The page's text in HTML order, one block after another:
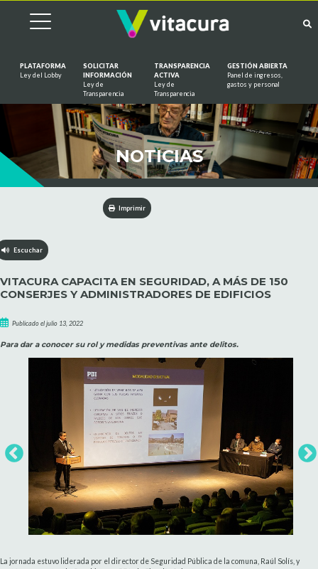
PLATAFORMA
Ley del Lobby
SOLICITAR
INFORMACIÓN
Ley de
Transparencia
TRANSPARENCIA
ACTIVA
Ley de
Transparencia
GESTIÓN ABIERTA
Panel de ingresos,
gastos y personal
NOTICIAS
Imprimir
Escuchar
VITACURA CAPACITA EN SEGURIDAD, A MÁS DE 150
CONSERJES Y ADMINISTRADORES DE EDIFICIOS
Publicado el julio 13, 2022
Para dar a conocer su rol y medidas preventivas ante delitos.
La jornada estuvo liderada por el director de Seguridad Pública de la comuna, Raúl Solís, y